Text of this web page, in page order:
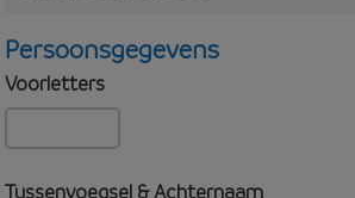
Persoonsgegevens
Voorletters
Tussenvoegsel & Achternaam